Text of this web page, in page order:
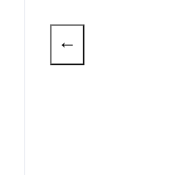
←